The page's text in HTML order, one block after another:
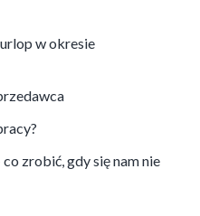
w okresie
zrobić, gdy się nam nie